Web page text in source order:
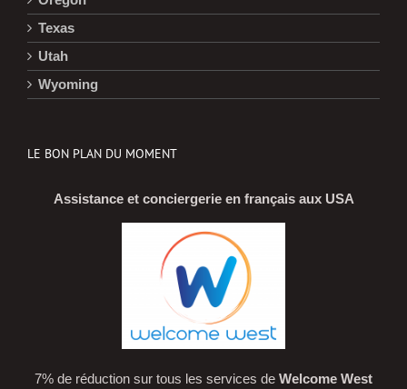
Texas
Utah
Wyoming
LE BON PLAN DU MOMENT
Assistance et conciergerie en français aux USA
7% de réduction sur tous les services de Welcome West